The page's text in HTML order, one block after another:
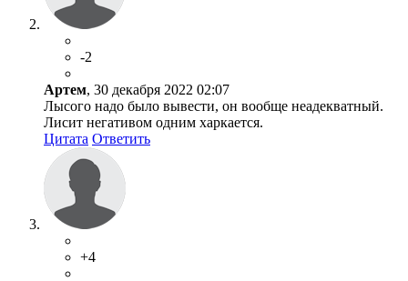
-2
Артем, 30 декабря 2022 02:07
Лысого надо было вывести, он вообще неадекватный.
Лисит негативом одним харкается.
Цитата Ответить
+4